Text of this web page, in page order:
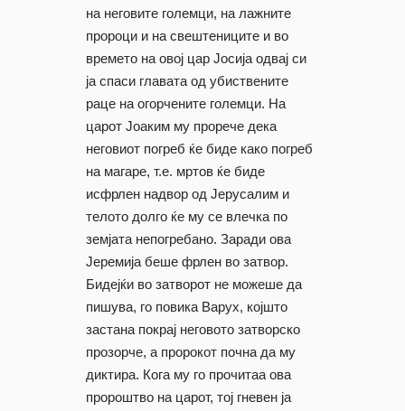
на неговите големци, на лажните
пророци и на свештениците и во
времето на овој цар Јосија одвај си
ја спаси главата од убиствените
раце на огорчените големци. На
царот Јоаким му прорече дека
неговиот погреб ќе биде како погреб
на магаре, т.е. мртов ќе биде
исфрлен надвор од Јерусалим и
телото долго ќе му се влечка по
земјата непогребано. Заради ова
Јеремија беше фрлен во затвор.
Бидејќи во затворот не можеше да
пишува, го повика Варух, којшто
застана покрај неговото затворско
прозорче, а пророкот почна да му
диктира. Кога му го прочитаа ова
пророштво на царот, тој гневен ја